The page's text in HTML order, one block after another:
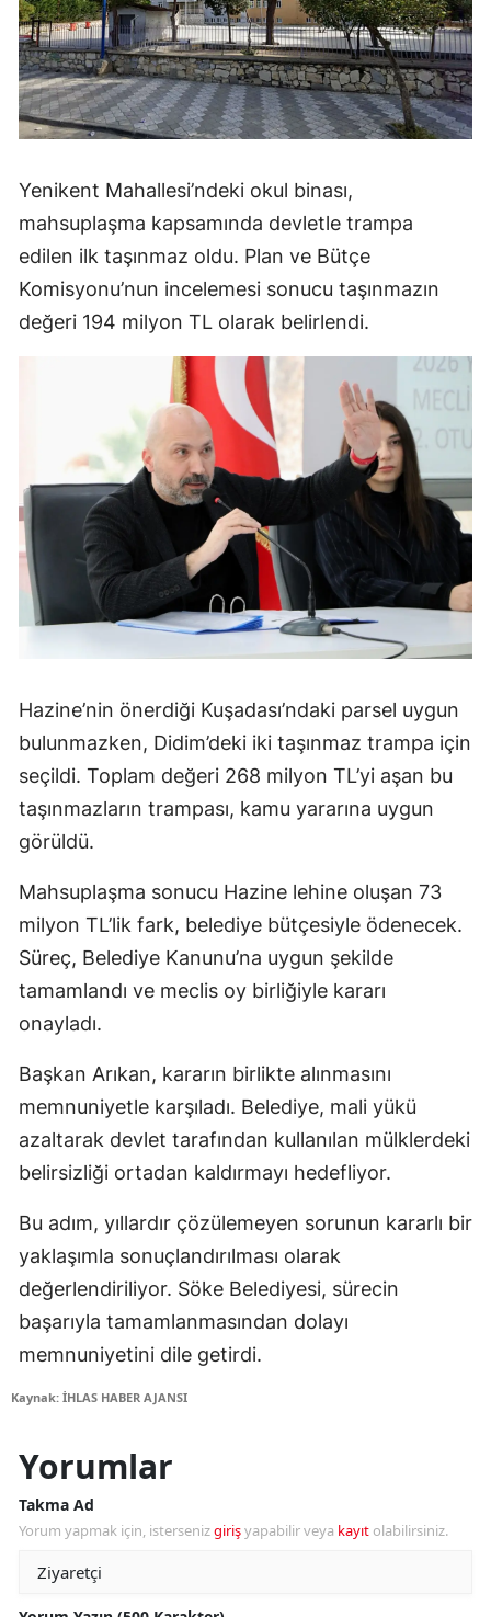
Yenikent Mahallesi’ndeki okul binası,
mahsuplaşma kapsamında devletle trampa
edilen ilk taşınmaz oldu. Plan ve Bütçe
Komisyonu’nun incelemesi sonucu taşınmazın
değeri 194 milyon TL olarak belirlendi.
Hazine’nin önerdiği Kuşadası’ndaki parsel uygun
bulunmazken, Didim’deki iki taşınmaz trampa için
seçildi. Toplam değeri 268 milyon TL’yi aşan bu
taşınmazların trampası, kamu yararına uygun
görüldü.
Mahsuplaşma sonucu Hazine lehine oluşan 73
milyon TL’lik fark, belediye bütçesiyle ödenecek.
Süreç, Belediye Kanunu’na uygun şekilde
tamamlandı ve meclis oy birliğiyle kararı
onayladı.
Başkan Arıkan, kararın birlikte alınmasını
memnuniyetle karşıladı. Belediye, mali yükü
azaltarak devlet tarafından kullanılan mülklerdeki
belirsizliği ortadan kaldırmayı hedefliyor.
Bu adım, yıllardır çözülemeyen sorunun kararlı bir
yaklaşımla sonuçlandırılması olarak
değerlendiriliyor. Söke Belediyesi, sürecin
başarıyla tamamlanmasından dolayı
memnuniyetini dile getirdi.
Kaynak: İHLAS HABER AJANSI
Yorumlar
Takma Ad
Yorum yapmak için, istersenizgirişyapabilir veya kayıt olabilirsiniz.